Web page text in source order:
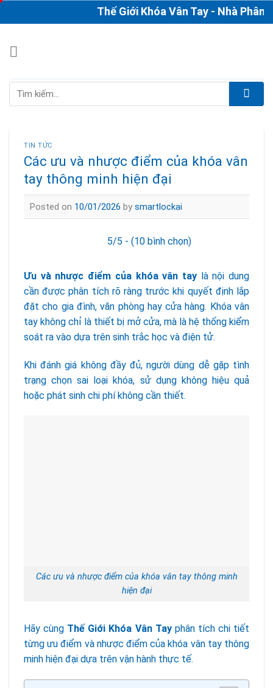
to
Thế Giới Khóa Vân Tay - Nhà Phân
Tìm
TIN TỨC
Các ưu và nhược điểm của khóa vân
tay thông minh hiện đại
Posted on 10/01/2026 by smartlockai
5/5 - (10 bình chọn)
Ưu và nhược điểm của khóa vân taylà nội dung
cần được phân tích rõ ràng trước khi quyết định lắp
đặt cho gia đình, văn phòng hay cửa hàng. Khóa vân
tay không chỉ là thiết bị mở cửa, mà là hệ thống kiểm
soát ra vào dựa trên sinh trắc học và điện tử.
Khi đánh giá không đầy đủ, người dùng dễ gặp tình
trạng chọn sai loại khóa, sử dụng không hiệu quả
hoặc phát sinh chi phí không cần thiết.
Các ưu và nhược điểm của khóa vân tay thông minh
hiện đại
Hãy cùng Thế Giới Khóa Vân Tayphân tích chi tiết
từng ưu điểm và nhược điểm của khóa vân tay thông
minh hiện đại dựa trên vận hành thực tế.